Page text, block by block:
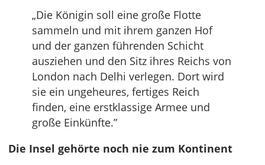
„Die Königin soll eine große Flotte
sammeln und mit ihrem ganzen Hof
und der ganzen führenden Schicht
ausziehen und den Sitz ihres Reichs von
London nach Delhi verlegen. Dort wird
sie ein ungeheures, fertiges Reich
finden, eine erstklassige Armee und
große Einkünfte.”
Die Insel gehörte noch nie zum Kontinent